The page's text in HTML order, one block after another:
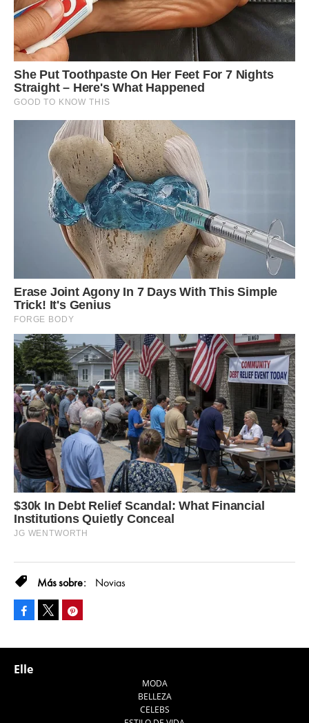
Novias
Facebook
Elle
MODA
BELLEZA
CELEBS